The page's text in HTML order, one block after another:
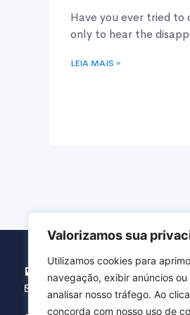
Valorizamos sua
Utilizamos cookies para
navegação, exibir anúncios
analisar nosso tráfego. Ao
concorda com nosso uso de
Have you ever tried to
only to hear the
LEIA MAIS »
(16) 3371.5454
agbranca@agbranca.com.br